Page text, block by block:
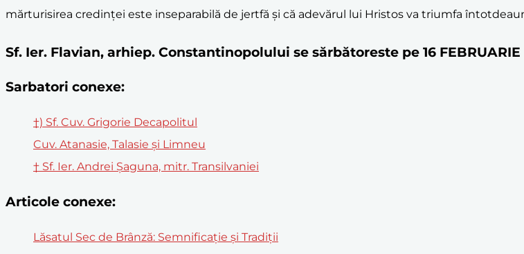
mărturisirea credinței este inseparabilă de jertfă și că adevărul lui Hristos va triumfa
Sf. Ier. Flavian, arhiep. Constantinopolului se sărbătoreste pe 16 FEBRUARIE
Sarbatori conexe:
†) Sf. Cuv. Grigorie Decapolitul
Cuv. Atanasie, Talasie şi Limneu
† Sf. Ier. Andrei Șaguna, mitr. Transilvaniei
Articole conexe:
Lăsatul Sec de Brânză: Semnificație și Tradiții